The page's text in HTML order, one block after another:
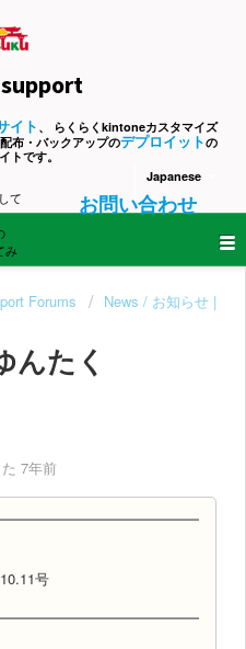
イト 、 らくらくkintoneカスタマイズ
布・バックアップのデプロイットの
トです。
Japanese
て
み
お問い合わせ
Forums
News / お知らせ |
んたく
7年前
号